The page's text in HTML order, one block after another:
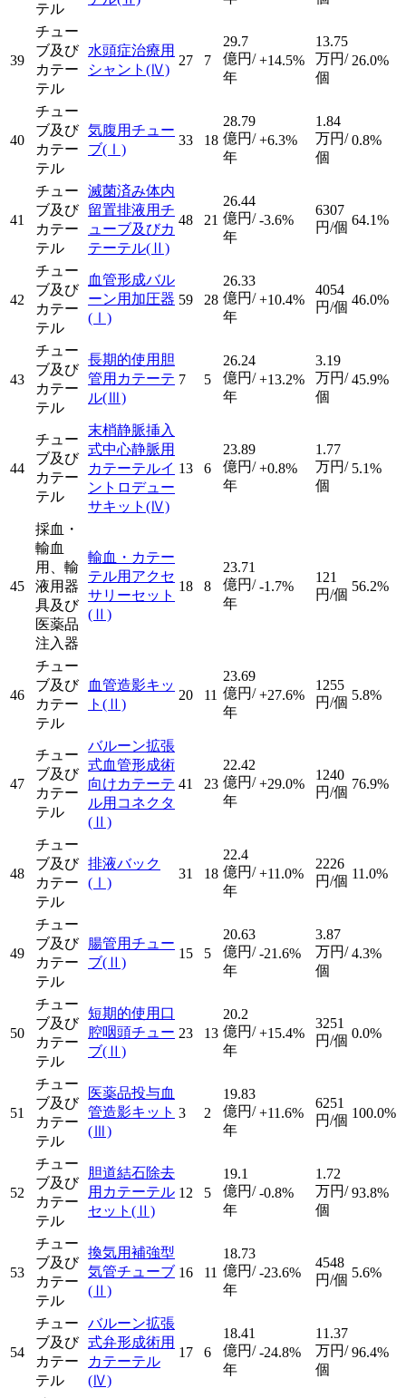
テル
39
チュー
ブ及び
カテー
テル
水頭症治療用
シャント (Ⅳ)
27 7
29.7
億円/
年
+14.5%
13.75
万円/
個
26.0%
40
チュー
ブ及び
カテー
テル
気腹用チュー
ブ(Ⅰ)
33 18
28.79
億円/
年
+6.3%
1.84
万円/
個
0.8%
41
チュー
ブ及び
カテー
テル
滅菌済み体内
留置排液用チ
ューブ及びカ
テーテル(Ⅱ)
48 21
26.44
億円/
年
-3.6%
6307
円/個 64.1%
42
チュー
ブ及び
カテー
テル
血管形成バル
ーン用加圧器
(Ⅰ)
59 28
26.33
億円/
年
+10.4%
4054
円/個 46.0%
43
チュー
ブ及び
カテー
テル
長期的使用胆
管用カテーテ
ル(Ⅲ)
7 5
26.24
億円/
年
+13.2%
3.19
万円/
個
45.9%
44
チュー
ブ及び
カテー
テル
末梢静脈挿入
式中心静脈用
カテーテルイ
ントロデュー
サキット (Ⅳ)
13 6
23.89
億円/
年
+0.8%
1.77
万円/
個
5.1%
45
採血・
輸血
用、輸
液用器
具及び
医薬品
注入器
輸血・カテー
テル用アクセ
サリーセット
(Ⅱ)
18 8
23.71
億円/
年
-1.7%
121
円/個
56.2%
46
チュー
ブ及び
カテー
テル
血管造影キッ
ト (Ⅱ)
20 11
23.69
億円/
年
+27.6%
1255
円/個 5.8%
47
チュー
ブ及び
カテー
テル
バルーン拡張
式血管形成術
向けカテーテ
ル用コネクタ
(Ⅱ)
41 23
22.42
億円/
年
+29.0%
1240
円/個
76.9%
48
チュー
ブ及び
カテー
テル
排液バック
(Ⅰ)
31 18
22.4
億円/
年
+11.0%
2226
円/個 11.0%
49
チュー
ブ及び
カテー
テル
腸管用チュー
ブ(Ⅱ)
15 5
20.63
億円/
年
-21.6%
3.87
万円/
個
4.3%
50
チュー
ブ及び
カテー
テル
短期的使用口
腔咽頭チュー
ブ(Ⅱ)
23 13
20.2
億円/
年
+15.4%
3251
円/個 0.0%
51
チュー
ブ及び
カテー
テル
医薬品投与血
管造影キット
(Ⅲ)
3 2
19.83
億円/
年
+11.6%
6251
円/個 100.0%
52
チュー
ブ及び
カテー
テル
胆道結石除去
用カテーテル
セット (Ⅱ)
12 5
19.1
億円/
年
-0.8%
1.72
万円/
個
93.8%
53
チュー
ブ及び
カテー
テル
換気用補強型
気管チューブ
(Ⅱ)
16 11
18.73
億円/
年
-23.6%
4548
円/個 5.6%
54
チュー
ブ及び
カテー
テル
バルーン拡張
式弁形成術用
カテーテル
(Ⅳ)
17 6
18.41
億円/
年
-24.8%
11.37
万円/
個
96.4%